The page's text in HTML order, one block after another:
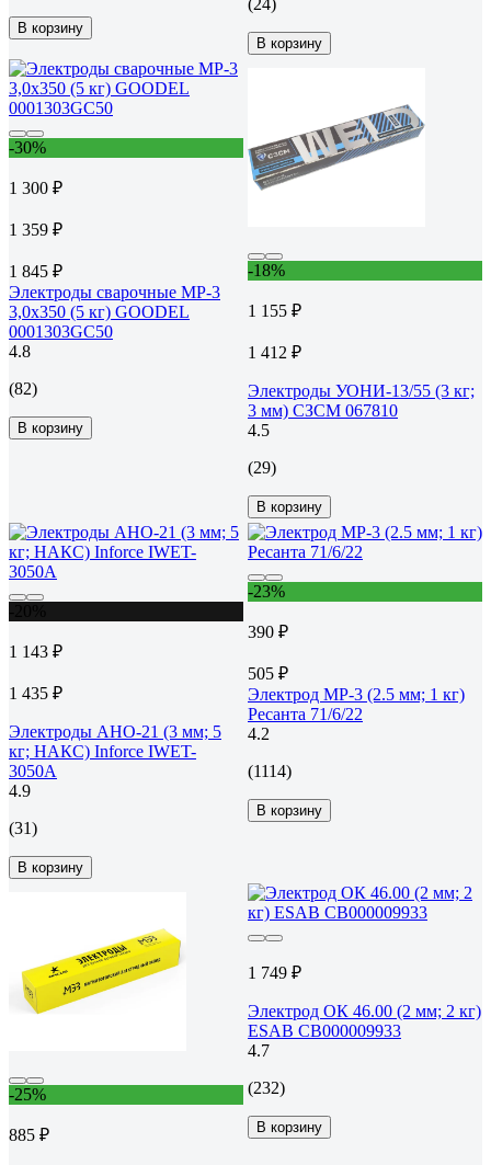
В корзину
В корзину
-30%
1 300 ₽
1 359 ₽
1 845 ₽
Электроды сварочные МР-3
3,0х350 (5 кг) GOODEL
0001303GC50
4.8
(82)
В корзину
-18%
1 155 ₽
1 412 ₽
Электроды УОНИ-13/55 (3 кг;
3 мм) СЗСМ 067810
4.5
(29)
В корзину
1 143 ₽
1 435 ₽
Электроды АНО-21 (3 мм; 5
кг; НАКС) Inforce IWET-
3050A
4.9
(31)
В корзину
-23%
390 ₽
505 ₽
Электрод МР-3 (2.5 мм; 1 кг)
Ресанта 71/6/22
4.2
(1114)
В корзину
-25%
885 ₽
1 749 ₽
Электрод ОК 46.00 (2 мм; 2 кг)
ESAB СВ000009933
4.7
(232)
В корзину